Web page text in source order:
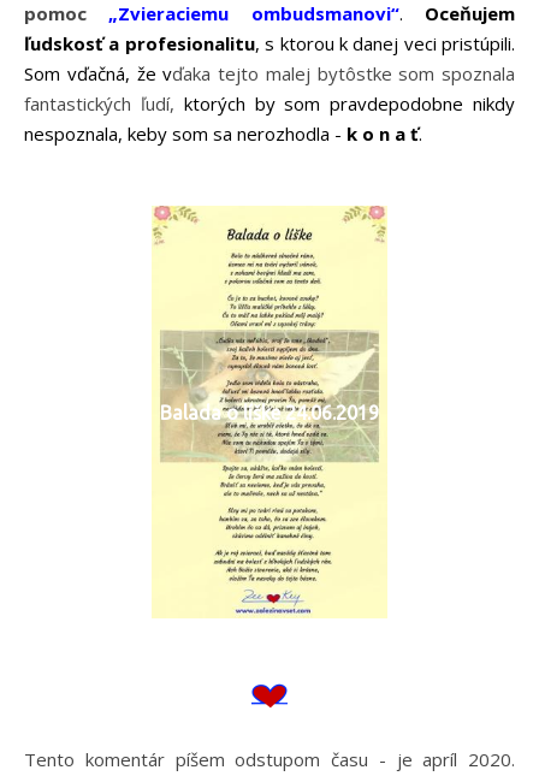
pomoc
„Zvieraciemu ombudsmanovi“. Oceňujem
ľudskosť a profesionalitu, s ktorou k danej veci pristúpili.
Som vďačná, že vďaka tejto malej bytôstke som spoznala
fantastických ľudí, ktorých by som pravdepodobne nikdy
nespoznala, keby som sa nerozhodla - k o n a ť.
Balada o líške 24.06.2019
Tento komentár píšem odstupom času - je apríl 2020.